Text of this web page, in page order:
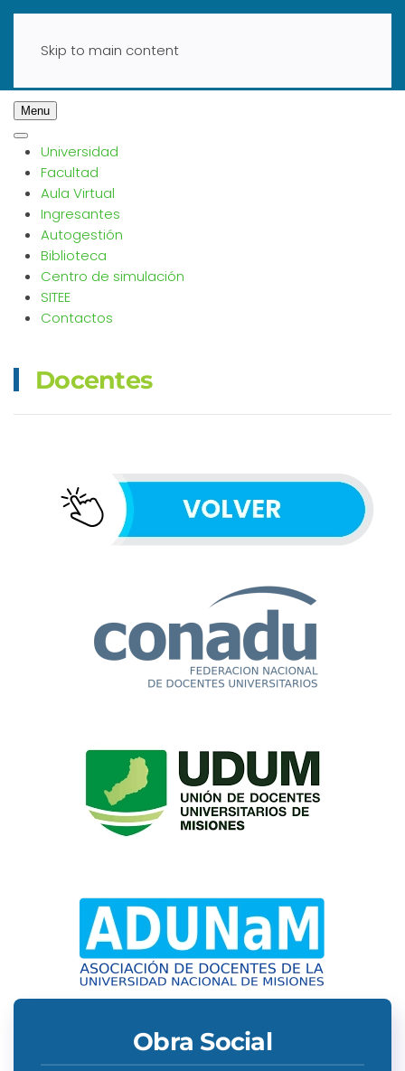
Skip to main content
Menu
Universidad
Facultad
Aula Virtual
Ingresantes
Autogestión
Biblioteca
Centro de simulación
SITEE
Contactos
Docentes
Obra Social